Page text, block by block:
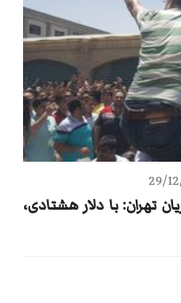
29/
تهران: با دلار هشتادی،